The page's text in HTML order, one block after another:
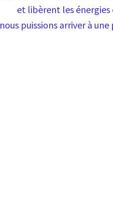
et libèrent les
puissions arriver à